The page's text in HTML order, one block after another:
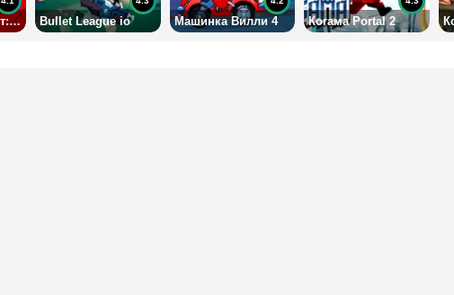
Троллфейс квест: Хоррор 1 Bullet League io Машинка Вилли 4 Когама Portal 2